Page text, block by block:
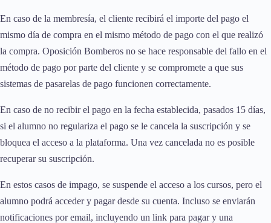
En caso de la membresía, el cliente recibirá el importe del pago el
mismo día de compra en el mismo método de pago con el que realizó
la compra. Oposición Bomberos no se hace responsable del fallo en el
método de pago por parte del cliente y se compromete a que sus
sistemas de pasarelas de pago funcionen correctamente.
En caso de no recibir el pago en la fecha establecida, pasados 15 días,
si el alumno no regulariza el pago se le cancela la suscripción y se
bloquea el acceso a la plataforma. Una vez cancelada no es posible
recuperar su suscripción.
En estos casos de impago, se suspende el acceso a los cursos, pero el
alumno podrá acceder y pagar desde su cuenta. Incluso se enviarán
notificaciones por email, incluyendo un link para pagar y una